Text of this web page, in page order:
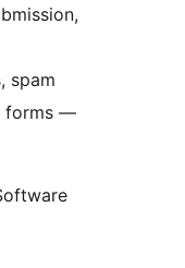
spam
forms —